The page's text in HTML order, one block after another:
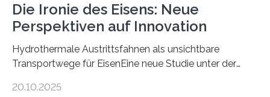
Die Ironie des Eisens: Neue
Perspektiven auf Innovation
Hydrothermale Austrittsfahnen als unsichtbare
Transportwege für EisenEine neue Studie unter der
Umweltwissenschaften der Universität Bremen –
20.10.2025